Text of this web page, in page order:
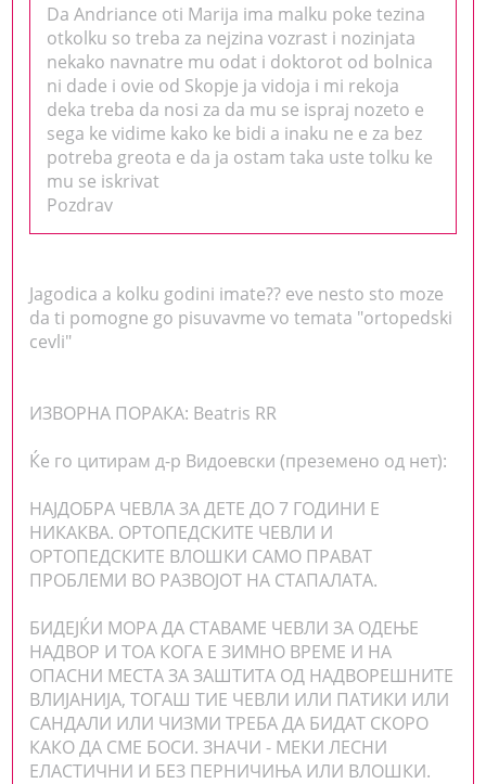
Da Andriance oti Marija ima malku poke tezina
otkolku so treba za nejzina vozrast i nozinjata
nekako navnatre mu odat i doktorot od bolnica
ni dade i ovie od Skopje ja vidoja i mi rekoja
deka treba da nosi za da mu se ispraj nozeto e
sega ke vidime kako ke bidi a inaku ne e za bez
potreba greota e da ja ostam taka uste tolku ke
mu se iskrivat
Pozdrav
Jagodica a kolku godini imate?? eve nesto sto moze
da ti pomogne go pisuvavme vo temata "ortopedski
cevli"
ИЗВОРНА ПОРАКА: Beatris RR
Ќе го цитирам д-р Видоевски (преземено од нет):
НАЈДОБРА ЧЕВЛА ЗА ДЕТЕ ДО 7 ГОДИНИ Е
НИКАКВА. ОРТОПЕДСКИТЕ ЧЕВЛИ И
ОРТОПЕДСКИТЕ ВЛОШКИ САМО ПРАВАТ
ПРОБЛЕМИ ВО РАЗВОЈОТ НА СТАПАЛАТА.
БИДЕЈЌИ МОРА ДА СТАВАМЕ ЧЕВЛИ ЗА ОДЕЊЕ
НАДВОР И ТОА КОГА Е ЗИМНО ВРЕМЕ И НА
ОПАСНИ МЕСТА ЗА ЗАШТИТА ОД НАДВОРЕШНИТЕ
ВЛИЈАНИЈА, ТОГАШ ТИЕ ЧЕВЛИ ИЛИ ПАТИКИ ИЛИ
САНДАЛИ ИЛИ ЧИЗМИ ТРЕБА ДА БИДАТ СКОРО
КАКО ДА СМЕ БОСИ. ЗНАЧИ - МЕКИ ЛЕСНИ
ЕЛАСТИЧНИ И БЕЗ ПЕРНИЧИЊА ИЛИ ВЛОШКИ.